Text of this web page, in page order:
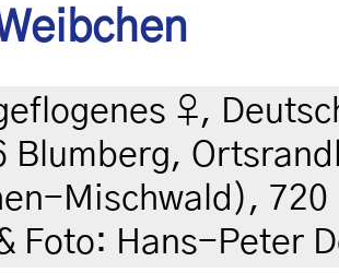
♀,
Blumberg,
Mischwald),
Foto: Hans-Peter